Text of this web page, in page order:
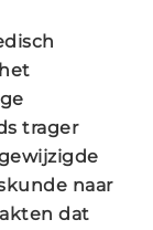
trager
naar
dat